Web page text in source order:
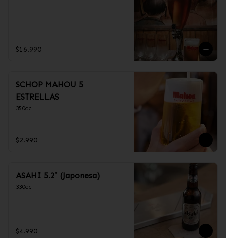
$16.990
SCHOP MAHOU 5
ESTRELLAS
350cc
$2.990
ASAHI 5.2˚ (Japonesa)
330cc
$4.990